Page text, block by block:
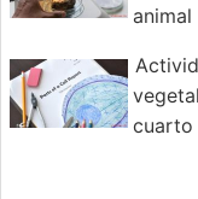
cuarto